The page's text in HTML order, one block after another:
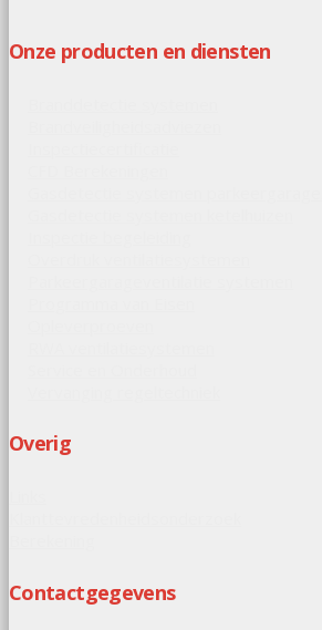
Onze producten en diensten
Overig
Contactgegevens